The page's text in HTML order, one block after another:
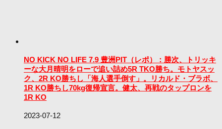
NO KICK NO LIFE 7.9 豊洲PIT（レポ）：勝次、トリッキ
ーな大月晴明をローで追い詰め5R TKO勝ち。モトヤスッ
ク、2R KO勝ちし「海人選手倒す」。リカルド・ブラボ、
1R KO勝ちし70kg復帰宣言。健太、再戦のタップロンを
1R KO
2023-07-12